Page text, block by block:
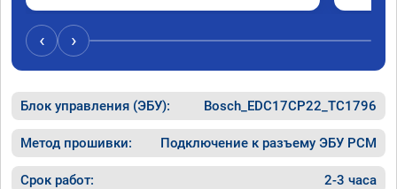
‹ ›
Блок управления (ЭБУ): Bosch_EDC17CP22_TC1796
Метод прошивки: Подключение к разъему ЭБУ PCM
Срок работ: 2-3 часа